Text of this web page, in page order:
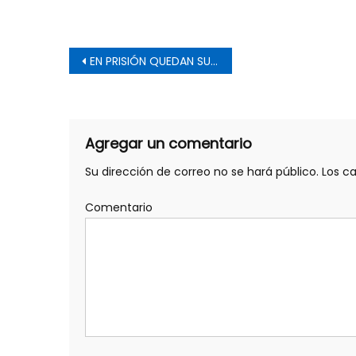
Navegación de entradas
EN PRISIÓN QUEDAN SUJETOS DEDICADOS A LA RECEPATCIÓN Y VENTA DE AUTOS ROBADOS
Agregar un comentario
Su dirección de correo no se hará público. Los
Comentario